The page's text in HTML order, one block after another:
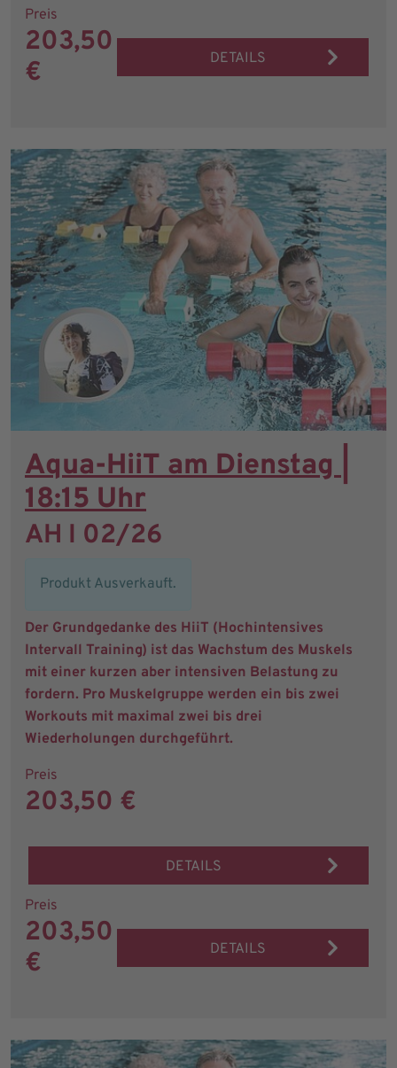
Preis
203,50
€
DETAILS
Aqua-HiiT am Dienstag |
18:15 Uhr
AH I 02/26
Produkt Ausverkauft.
Der Grundgedanke des HiiT (Hochintensives
Intervall Training) ist das Wachstum des Muskels
mit einer kurzen aber intensiven Belastung zu
fordern. Pro Muskelgruppe werden ein bis zwei
Workouts mit maximal zwei bis drei
Wiederholungen durchgeführt.
Preis
203,50 €
DETAILS
Preis
203,50
€
DETAILS